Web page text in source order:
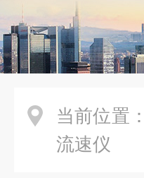
当前位置：
流速仪